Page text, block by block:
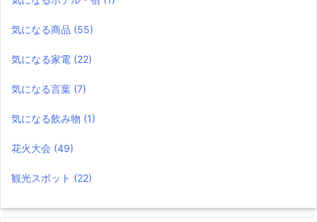
気になる商品 (55)
気になる家電 (22)
気になる言葉 (7)
気になる飲み物 (1)
花火大会 (49)
観光スポット (22)